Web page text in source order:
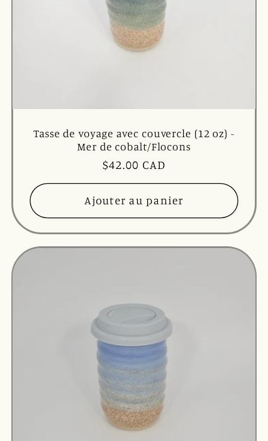
Tasse de voyage avec couvercle (12 oz) -
Mer de cobalt/Flocons
Prix
habituel
$42.00 CAD
Ajouter au panier